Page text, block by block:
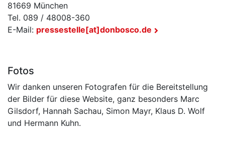
81669 München
Tel. 089 / 48008-360
E-Mail: pressestelle[at]donbosco.de
Fotos
Wir danken unseren Fotografen für die Bereitstellung
der Bilder für diese Website, ganz besonders Marc
Gilsdorf, Hannah Sachau, Simon Mayr, Klaus D. Wolf
und Hermann Kuhn.